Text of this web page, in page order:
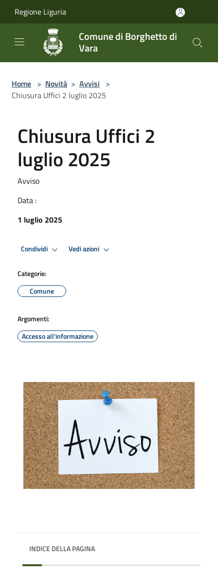
Regione Liguria
Comune di Borghetto di
Vara
Home > Novità > Avvisi >
Chiusura Uffici 2 luglio 2025
Chiusura Uffici 2
luglio 2025
Avviso
Data :
1 luglio 2025
Condividi Vedi azioni
Categorie:
Comune
Argomenti:
Accesso all'informazione
INDICE DELLA PAGINA